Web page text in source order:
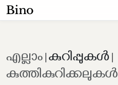
Bino
എല്ലാം |കുറിപ്പുകൾ |
കുത്തികുറിക്കലുകൾ